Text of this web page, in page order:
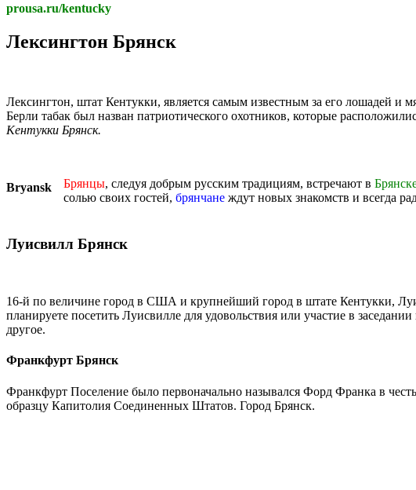
prousa.ru/kentucky
Лексингтон Брянск
Лексингтон, штат Кентукки, является самым известным за его лошадей и
Берли табак был назван патриотического охотников, которые
Кентукки Брянск.
Bryansk Брянцы, следуя добрым русским традициям, встречают в
солью своих гостей, брянчане ждут новых знакомств и всегда
Луисвилл Брянск
16-й по величине город в США и крупнейший город в штате Кентукки,
планируете посетить Луисвилле для удовольствия или участие в
другое.
Франкфурт Брянск
Франкфурт Поселение было первоначально назывался Форд Франка в
образцу Капитолия Соединенных Штатов. Город Брянск.